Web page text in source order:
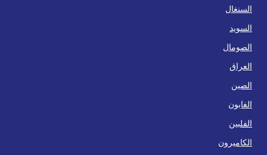
السنغال
السويد
الصومال
العراق
الصين
الغابون
الفلبين
الكاميرون